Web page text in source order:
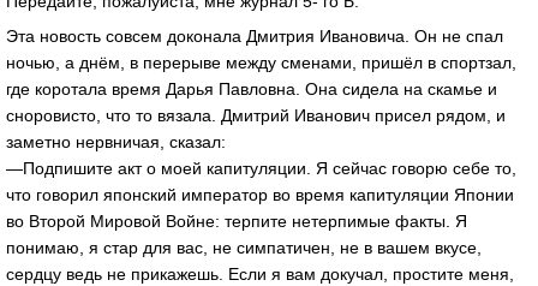
Эта новость совсем доконала Дмитрия Ивановича. Он не спал
ночью, а днём, в перерыве между сменами, пришёл в спортзал,
где коротала время Дарья Павловна. Она сидела на скамье и
сноровисто, что то вязала. Дмитрий Иванович присел рядом, и
заметно нервничая, сказал:
—Подпишите акт о моей капитуляции. Я сейчас говорю себе то,
что говорил японский император во время капитуляции Японии
во Второй Мировой Войне: терпите нетерпимые факты. Я
понимаю, я стар для вас, не симпатичен, не в вашем вкусе,
сердцу ведь не прикажешь. Если я вам докучал, простите меня,